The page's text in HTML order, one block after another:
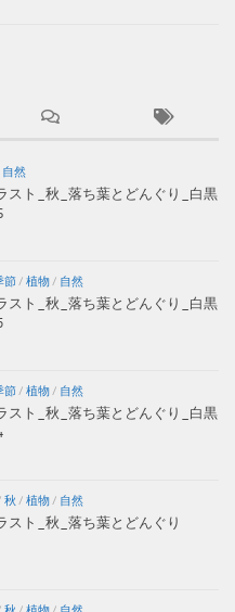
自然
スト_秋_落ち葉とどんぐり_白黒
節/ 植物/ 自然
スト_秋_落ち葉とどんぐり_白黒
節/ 植物/ 自然
スト_秋_落ち葉とどんぐり_白黒
秋 / 植物/ 自然
スト_秋_落ち葉とどんぐり